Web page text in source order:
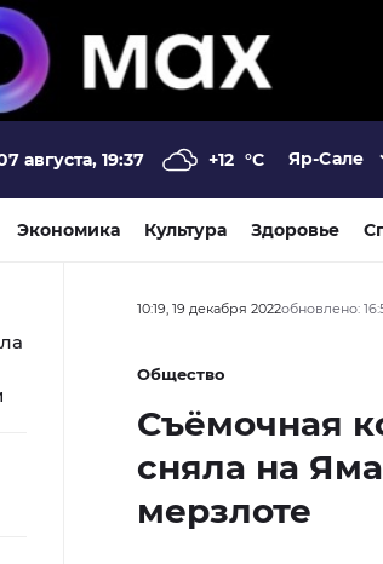
августа, 19:37 +12 °C Яр-Сале
Экономика Культура Здоровье
10:19, 19 декабря 2022обновлено:
Общество
Съёмочная
сняла на
мерзлоте